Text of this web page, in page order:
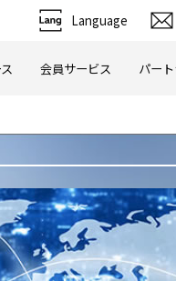
Language
会員サービス パー